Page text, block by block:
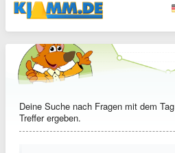
Deine Suche nach Fragen mit dem Tag
Treffer ergeben.